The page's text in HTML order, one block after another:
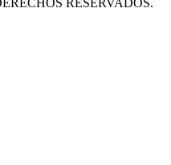
RESERVADOS.